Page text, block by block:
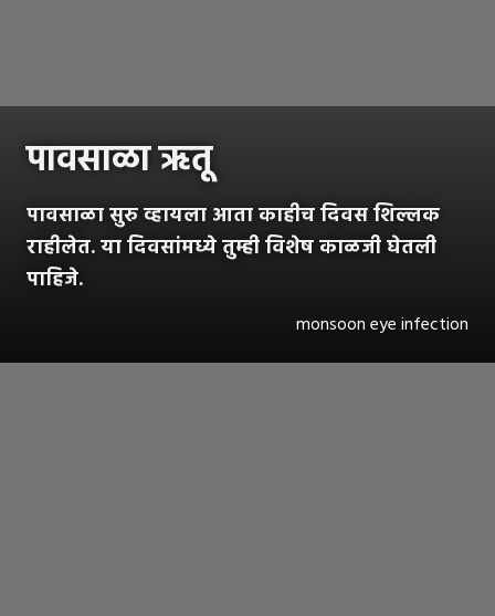
पावसाळा ऋतू
पावसाळा सुरु व्हायला आता काहीच दिवस शिल्लक
राहीलेत. या दिवसांमध्ये तुम्ही विशेष काळजी घेतली
पाहिजे.
monsoon eye infection